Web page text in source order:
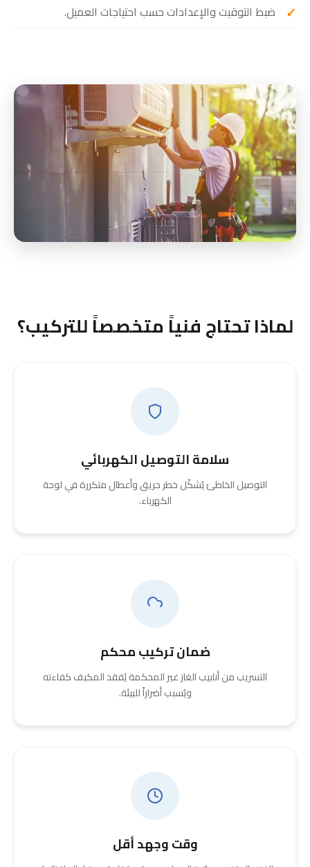
ضبط التوقيت والإعدادات حسب احتياجات العميل.
لماذا تحتاج فنياً متخصصاً للتركيب؟
سلامة التوصيل الكهربائي
التوصيل الخاطئ يُشكّل خطر حريق وأعطال متكررة في لوحة
الكهرباء.
ضمان تركيب محكم
التسريب من أنابيب الغاز غير المحكمة يُفقد المكيف كفاءته
ويُسبب أضراراً للبيئة.
وقت وجهد أقل